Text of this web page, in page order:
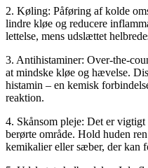
2. Køling: Påføring af kolde
lindre kløe og reducere
lettelse, mens udslættet
3. Antihistaminer: Over-the-
at mindske kløe og hævelse.
histamin – en kemisk
reaktion.
4. Skånsom pleje: Det er
berørte område. Hold huden
kemikalier eller sæber, der kan